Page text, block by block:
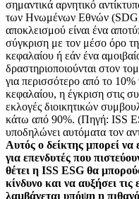
σημαντικά αρνητικό
των Ηνωμένων Εθνών (SDG
αποκλεισμού είναι ένα
σύγκριση με τον μέσο όρο
κεφαλαίου ή εάν ένα
δραστηριοποιούνται στον
για περισσότερο από το 10%
κεφαλαίου, η έγκριση στις
εκλογές διοικητικών
κάτω από 90%. (Πηγή: ISS
υποδηλώνει αυτόματα τον
Αυτός ο δείκτης μπορεί
για επενδυτές που
θέτει η ISS ESG θα
κίνδυνο και να αυξήσει
λαμβάνεται υπόψη η